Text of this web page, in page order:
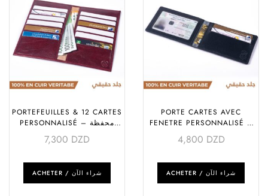
PORTEFEUILLES & 12 CARTES
PERSONNALISÉ – محفظة
جيب7,300 DZD
ACHETER / شراء الآن
PORTE CARTES AVEC
FENETRE PERSONNALISÉ –
حامل بطاقات بنافذة
4,800 DZD
ACHETER / شراء الآن